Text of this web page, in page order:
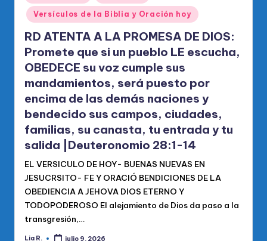
en
Versículos de la Biblia y Oración hoy
RD ATENTA A LA PROMESA DE DIOS:
Promete que si un pueblo LE escucha,
OBEDECE su voz cumple sus
mandamientos, será puesto por
encima de las demás naciones y
bendecido sus campos, ciudades,
familias, su canasta, tu entrada y tu
salida |Deuteronomio 28:1-14
EL VERSICULO DE HOY- BUENAS NUEVAS EN
JESUCRSITO- FE Y ORACIÓ BENDICIONES DE LA
OBEDIENCIA A JEHOVA DIOS ETERNO Y
TODOPODEROSO El alejamiento de Dios da paso a la
transgresión,…
Lia R. julio 9, 2026